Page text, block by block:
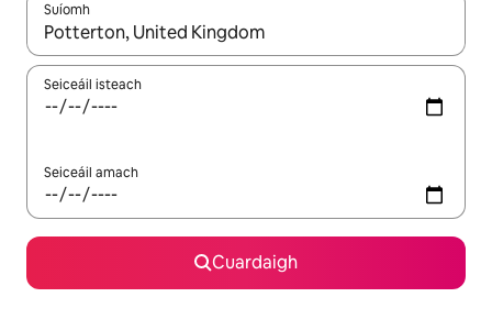
Suíomh
Nuair a bheidh torthaí ar fáil, déan nascleanúint le
Seiceáil isteach
Seiceáil amach
Cuardaigh